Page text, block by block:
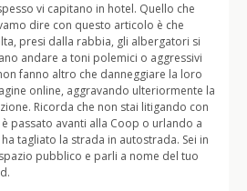
vi capitano in hotel. Quello che
dire con questo articolo è che
presi dalla rabbia, gli albergatori si
andare a toni polemici o aggressivi
fanno altro che danneggiare la loro
online, aggravando ulteriormente la
Ricorda che non stai litigando con
è passato avanti alla Coop o urlando a
ha tagliato la strada in autostrada. Sei in
pubblico e parli a nome del tuo